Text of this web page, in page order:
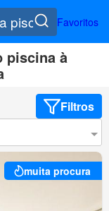
Favoritos
piscina à
Filtros
muita procura